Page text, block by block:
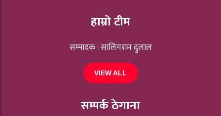
हाम्रो टीम
सम्पादक : सालिगराम दुलाल
VIEW ALL
सम्पर्क ठेगाना